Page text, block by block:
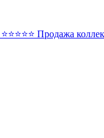
Продажа